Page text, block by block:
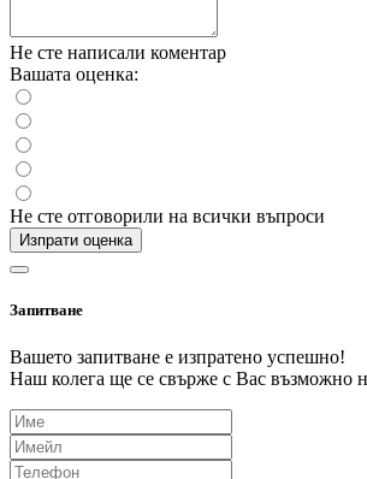
Не сте написали коментар
Вашата оценка:
Не сте отговорили на всички въпроси
Изпрати оценка
Запитване
Вашето запитване е изпратено успешно!
Наш колега ще се свърже с Вас възможно